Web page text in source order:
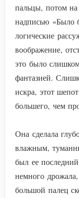
пальцы, потом
надписью «Было
логические
воображение,
это было
фантазией.
искра, этот
большего, чем
Она сделала
влажным,
был ее
немного
большой палец